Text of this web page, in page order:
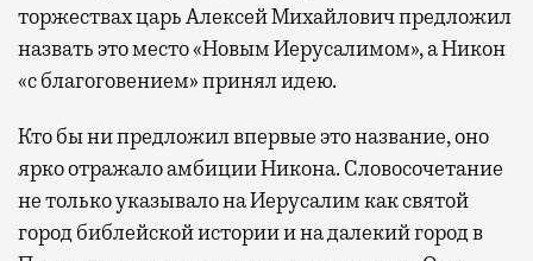
торжествах царь Алексей Михайлович предложил
назвать это место «Новым Иерусалимом», а Никон
«с благоговением» принял идею.
Кто бы ни предложил впервые это название, оно
ярко отражало амбиции Никона. Словосочетание
не только указывало на Иерусалим как святой
город библейской истории и на далекий город в